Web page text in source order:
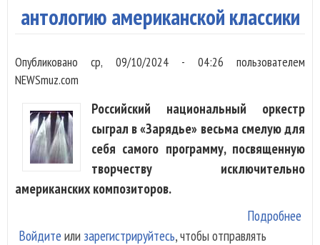
антологию американской классики
Опубликованоср, 09/10/2024 - 04:26 пользователем
NEWSmuz.com
Российский национальный оркестр
сыграл в «Зарядье» весьма смелую для
себя самого программу, посвященную
творчеству исключительно
американских композиторов.
Подробнее
Войдите или зарегистрируйтесь, чтобы отправлять